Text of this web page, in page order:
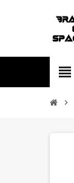
view_headline
chevron_right